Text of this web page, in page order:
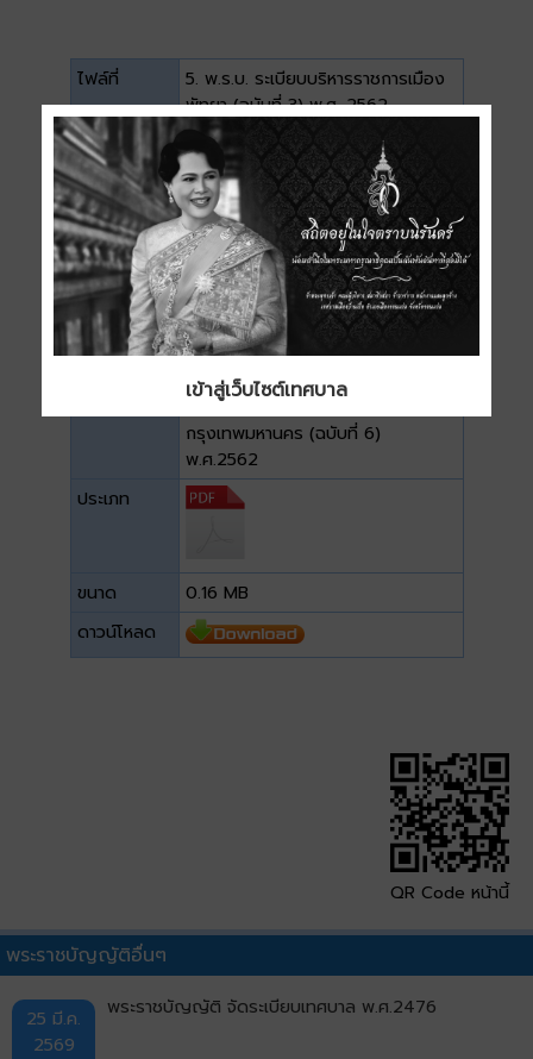
ไฟล์ที่
5. พ.ร.บ. ระเบียบบริหารราชการเมือง
พัทยา (ฉบับที่ 3) พ.ศ. 2562
ประเภท
ขนาด
0.17 MB
ดาวน์โหลด
6. พ.ร.บ. ระเบียบบริหารราชการ
กรุงเทพมหานคร (ฉบับที่ 6)
พ.ศ.2562
ประเภท
ขนาด
0.16 MB
ดาวน์โหลด
QR Code หน้านี้
พระราชบัญญัติอื่นๆ
25 มี.ค.
2569
พระราชบัญญัติ จัดระเบียบเทศบาล พ.ศ.2476
เข้าสู่เว็บไซต์เทศบาล